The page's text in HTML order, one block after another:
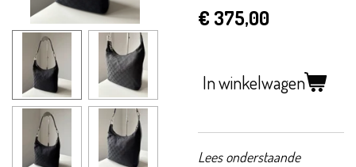
€ 375,00
In winkelwagen
Lees onderstaande